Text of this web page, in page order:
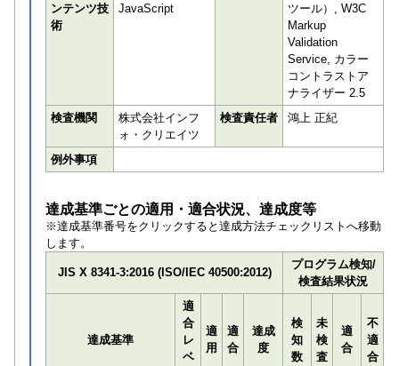
ンテンツ技
術
JavaScript
ツール）, W3C
Markup
Validation
Service, カラー
コントラストア
ナライザー 2.5
検査機関
株式会社インフ
ォ・クリエイツ
検査責任者 鴻上 正紀
例外事項
達成基準ごとの適用・適合状況、達成度等
※達成基準番号をクリックすると達成方法チェックリストへ移動
します。
JIS X 8341-3:2016 (ISO/IEC 40500:2012)
プログラム検知/
検査結果状況
達成基準
適
合
レ
ベ
適
用
適
合
達成
度
検
知
数
未
検
査
適
合
不
適
合